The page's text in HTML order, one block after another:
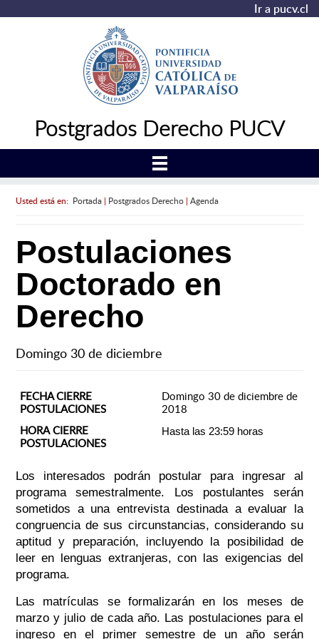
Ir a pucv.cl
Postgrados Derecho PUCV
Usted está en: Portada| Postgrados Derecho| Agenda
Postulaciones
Doctorado en
Derecho
Domingo 30 de diciembre
FECHA CIERRE
POSTULACIONES
Domingo 30 de diciembre de
2018
HORA CIERRE
POSTULACIONES
Hasta las 23:59 horas
Los interesados podrán postular para ingresar al
programa semestralmente. Los postulantes serán
sometidos a una entrevista destinada a evaluar la
congruencia de sus circunstancias, considerando su
aptitud y preparación, incluyendo la posibilidad de
leer en lenguas extranjeras, con las exigencias del
programa.
Las matrículas se formalizarán en los meses de
marzo y julio de cada año. Las postulaciones para el
ingreso en el primer semestre de un año serán